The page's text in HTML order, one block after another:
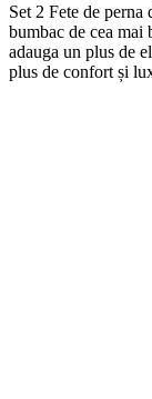
Set 2 Fete de perna
bumbac de cea mai
adauga un plus de
plus de confort și